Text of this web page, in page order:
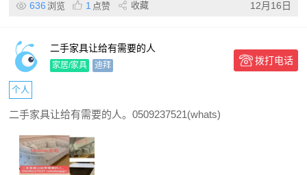
636 浏览 1 点赞 收藏 12月16日
二手家具让给有需要的人
家居/家具 迪拜 拨打电话
个人
二手家具让给有需要的人。0509237521(whats)